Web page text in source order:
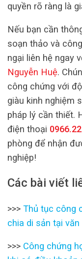
quyền rõ ràng là
Nếu bạn cần
soạn thảo và
ngại liên hệ ngay
Nguyễn Huệ.
công chứng với
giàu kinh nghiệm
pháp lý cần thiết.
điện thoại
phòng để nhận
nghiệp!
Các bài viết
>>> Thủ tục công
chia di sản tại
>>> Công chứng